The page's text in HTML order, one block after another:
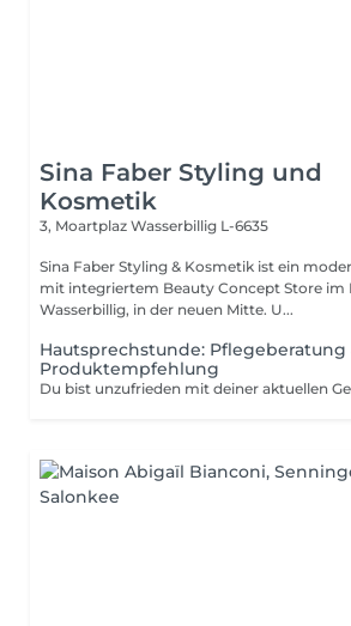
Sina Faber Styling und
Kosmetik
3, Moartplaz Wasserbillig L-6635
Sina Faber Styling & Kosmetik ist ein
mit integriertem Beauty Concept Store im
Wasserbillig, in der neuen Mitte. U...
Hautsprechstunde: Pflegeberatung
Produktempfehlung